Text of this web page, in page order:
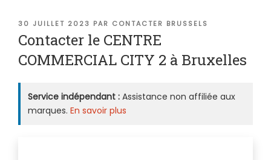
PUBLIÉ
LE
30 JUILLET 2023 PAR CONTACTER BRUSSELS
Contacter le CENTRE
COMMERCIAL CITY 2 à Bruxelles
Service indépendant : Assistance non affiliée aux
marques. En savoir plus